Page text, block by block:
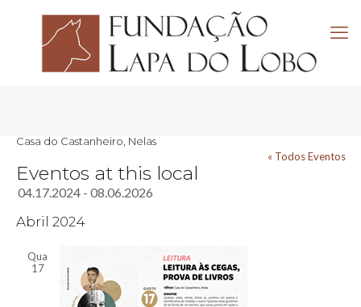
Casa do Castanheiro, Nelas
« Todos Eventos
Eventos at this local
04.17.2024 - 08.06.2026
a
Abril 2024
Qua
17